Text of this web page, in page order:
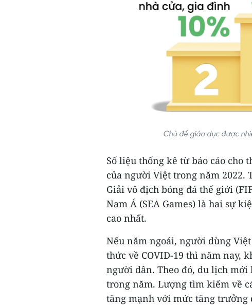
Chủ đề giáo dục được
Số liệu thống kê từ báo cáo cho
của người Việt trong năm 2022.
Giải vô địch bóng đá thế giới
Nam Á (SEA Games) là hai sự
cao nhất.
Nếu năm ngoái, người dùng
thức về COVID-19 thì năm nay,
người dân. Theo đó, du lịch
trong năm. Lượng tìm kiếm về
tăng mạnh với mức tăng trưởng